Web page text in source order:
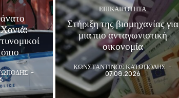
-
ΕΠΙΚΑΙΡΟΤΗΤΑ
Στήριξη της βιομηχανίας για
μια πιο ανταγωνιστική
οικονομία
ΚΩΝΣΤΑΝΤΙΝΟΣ ΚΑΤΩΠΟΔΗΣ -
07.08.2026